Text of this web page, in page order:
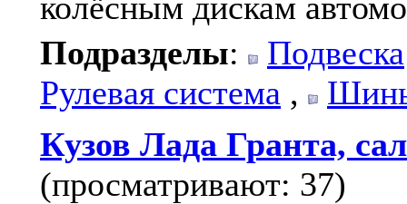
Подразделы:
Подвеска
Рулевая система ,
Кузов Лада Гранта,
(просматривают: 37)